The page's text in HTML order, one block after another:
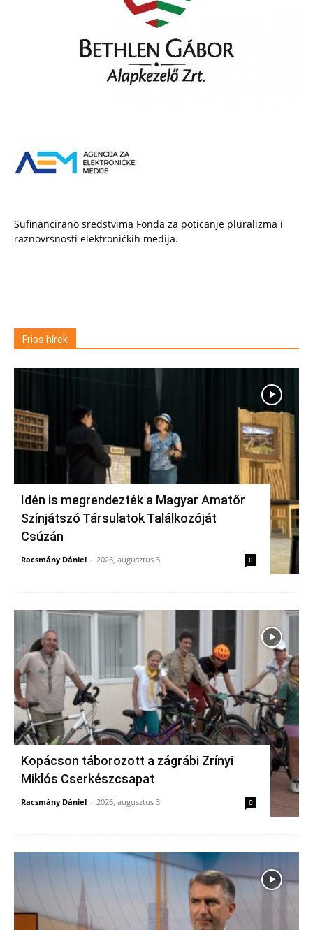
Sufinancirano sredstvima Fonda za poticanje pluralizma i
raznovrsnosti elektroničkih medija.
Friss hírek
Idén is megrendezték a Magyar Amatőr
Színjátszó Társulatok Találkozóját
Csúzán
Racsmány Dániel - 2026, augusztus 3. 0
Kopácson táborozott a zágrábi Zrínyi
Miklós Cserkészcsapat
Racsmány Dániel - 2026, augusztus 3. 0